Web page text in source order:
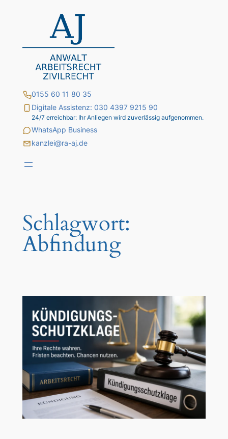
0155 60 11 80 35
Digitale Assistenz: 030 4397 9215 90
24/7 erreichbar: Ihr Anliegen wird zuverlässig aufgenommen.
WhatsApp Business
kanzlei@ra-aj.de
Schlagwort:
Abfindung